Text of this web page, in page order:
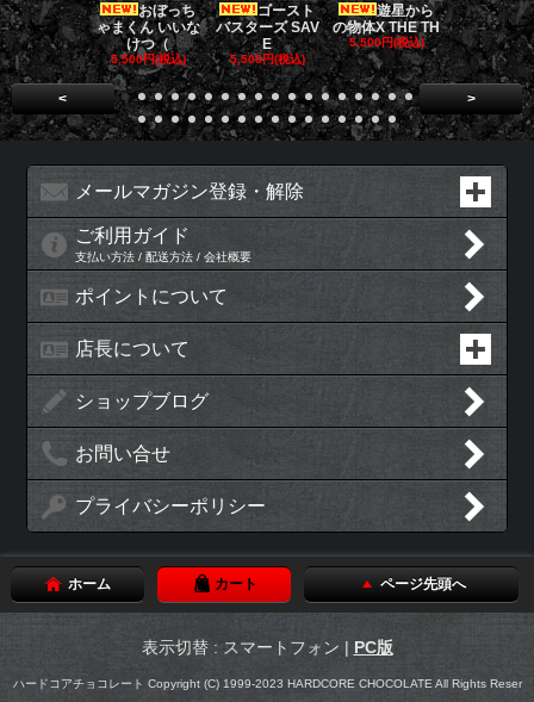
おぼっち
ゃまくん いいな
けつ（
5,500円(税込)
ゴースト
バスターズ SAV
E
5,500円(税込)
遊星から
の物体X THE TH
5,500円(税込)
[限定販売]
ドファー
5,500円(税
< >
メールマガジン登録・解除
ご利用ガイド
支払い方法 / 配送方法 / 会社概要
ポイントについて
店長について
ショップブログ
お問い合せ
プライバシーポリシー
ホーム カート ページ先頭へ
表示切替 : スマートフォン | PC版
ハードコアチョコレート Copyright (C) 1999-2023 HARDCORE CHOCOLATE All Rights Reser